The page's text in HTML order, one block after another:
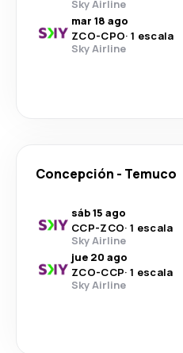
Sky Airline
mar 18 ago
ZCO-CPO· 1 escala
Sky Airline
Concepción - Temuco
sáb 15 ago
CCP-ZCO· 1 escala
Sky Airline
jue 20 ago
ZCO-CCP· 1 escala
Sky Airline